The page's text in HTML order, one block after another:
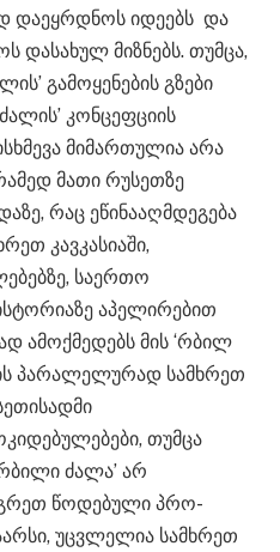
დაეყრდნოს იდეებს და
დასახულ მიზნებს. თუმცა,
გამოყენების გზები
კონცეფციის
მიმართულია არა
მათი რუსეთზე
რაც ეწინააღმდეგება
კავკასიაში,
საერთო
აპელირებით
ამოქმედებს მის ‘რბილ
პარალელურად სამხრეთ
თუმცა
ძალა’ არ
წოდებული პრო-
უცვლელია სამხრეთ